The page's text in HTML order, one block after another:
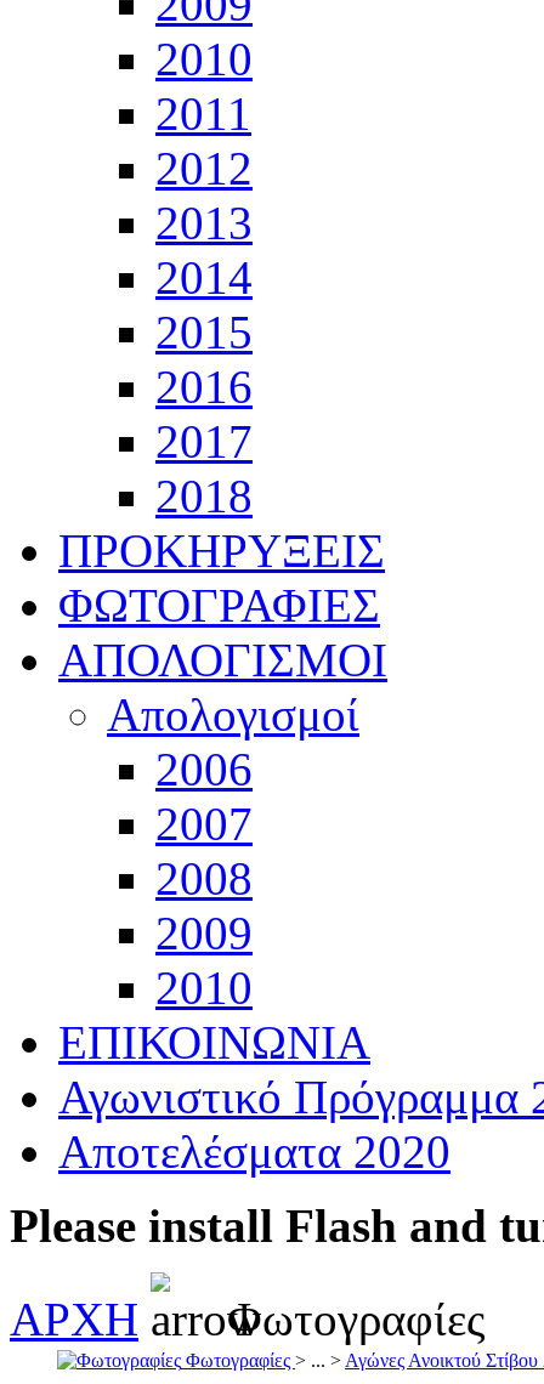
2010
2011
2012
2013
2014
2015
2016
2017
2018
ΠΡΟΚΗΡΥΞΕΙΣ
ΦΩΤΟΓΡΑΦΙΕΣ
ΑΠΟΛΟΓΙΣΜΟΙ
Απολογισμοί
2006
2007
2008
2009
2010
ΕΠΙΚΟΙΝΩΝΙΑ
Αγωνιστικό Πρόγραμμα
Αποτελέσματα 2020
Please install Flash and
ΑΡΧΗ
Φωτογραφίες
Φωτογραφίες > ... > Αγώνες Ανοικτού